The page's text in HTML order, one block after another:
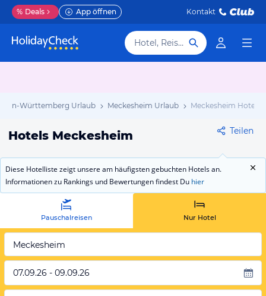
% Deals App öffnen Kontakt
Hotel, Reiseziel
Württemberg Urlaub Meckesheim Urlaub Meckesheim Hotels
Hotels Meckesheim Teilen
Diese Hotelliste zeigt unsere am häufigsten gebuchten Hotels an.
Informationen zu Rankings und Bewertungen findest Du hier
Pauschalreisen Nur Hotel
Meckesheim
07.09.26 - 09.09.26